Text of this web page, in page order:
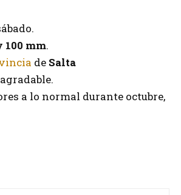
100 mm.
de Salta
a lo normal durante octubre,